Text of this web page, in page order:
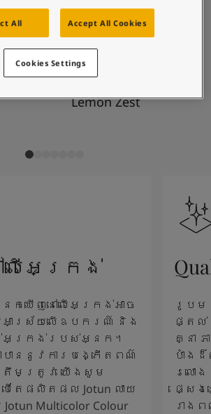
នក
ជម្រើសពណ៌ចុងក្រោយបំផុតពី Jotun
មបញ្ចូលពណ៌ដែល
Lemon Zest
លើអេក្រង់
កឃើញនៅលើអេក្រង់អាច
អាស្រ័យលើឧបករណ៍ និង
អេក្រង់របស់អ្នក។
បាននូវការបង្កើតពណ៌
រឹមត្រូវ យើងសូម
ើតែផលិតផល Jotun លាយ
Multicolor Colour
រូបម
ផ្តល់
គ្នា
បាំង
រលោ
ផ្សេ
រាង
All Accept All Cookies
Cookies Settings